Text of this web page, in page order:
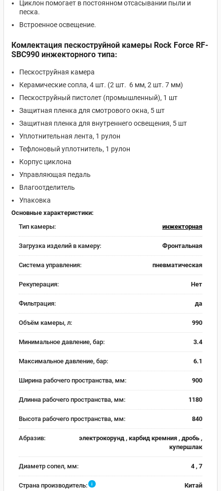
Циклон помогает в постоянном отсасывании пыли и
песка.
Встроенное освещение.
Комлектация пескоструйной камеры Rock Force RF-
SBC990 инжекторного типа:
Пескоструйная камера
Керамические сопла, 4 шт. (2 шт. 6 мм, 2 шт. 7 мм)
Пескоструйный пистолет (промышленный), 1 шт
Защитная пленка для смотрового окна, 5 шт
Защитная пленка для внутреннего освещения, 5 шт
Уплотнительная лента, 1 рулон
Тефлоновый уплотнитель, 1 рулон
Корпус циклона
Управляющая педаль
Влагоотделитель
Упаковка
Основные характеристики:
Тип камеры:
инжекторная
Загрузка изделий в камеру: Фронтальная
Система управления: пневматическая
Рекуперация: Нет
Фильтрация: да
Объём камеры, л: 990
Минимальное давление, бар: 3.4
Максимальное давление, бар: 6.1
Ширина рабочего пространства, мм: 900
Длинна рабочего пространства, мм: 1180
Высота рабочего пространства, мм: 840
Абразив:
электрокорунд , карбид кремния , дробь ,
купершлак
Диаметр сопел, мм: 4 , 7
Страна производитель: i Китай